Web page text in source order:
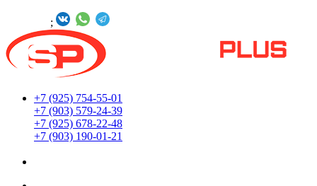
;
+7 (925) 754-55-01
+7 (903) 579-24-39
+7 (925) 678-22-48
+7 (903) 190-01-21